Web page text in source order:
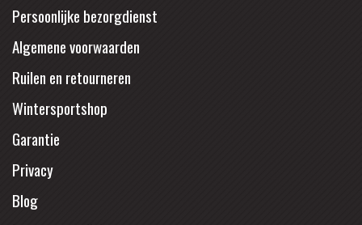
Persoonlijke bezorgdienst
Algemene voorwaarden
Ruilen en retourneren
Wintersportshop
Garantie
Privacy
Blog